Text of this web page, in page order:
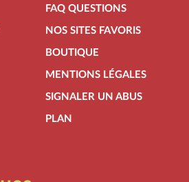
FAQ QUESTIONS
NOS SITES FAVORIS
BOUTIQUE
MENTIONS LÉGALES
SIGNALER UN ABUS
PLAN